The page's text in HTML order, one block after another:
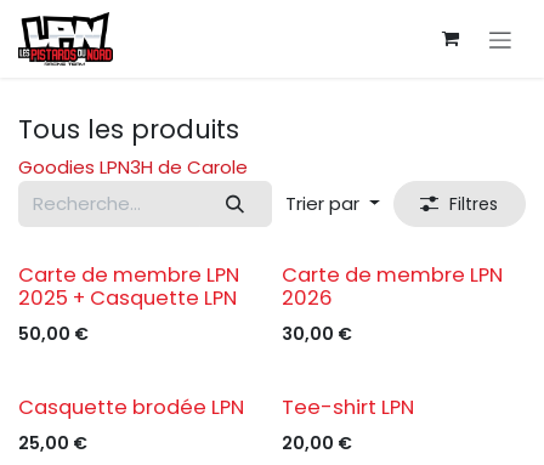
Se rendre au contenu
Tous les produits
Goodies LPN3H de Carole
Trier par
Filtres
Carte de membre LPN
2025 + Casquette LPN
50,00 €
Carte de membre LPN
2026
30,00 €
Casquette brodée LPN
25,00 €
Tee-shirt LPN
20,00 €